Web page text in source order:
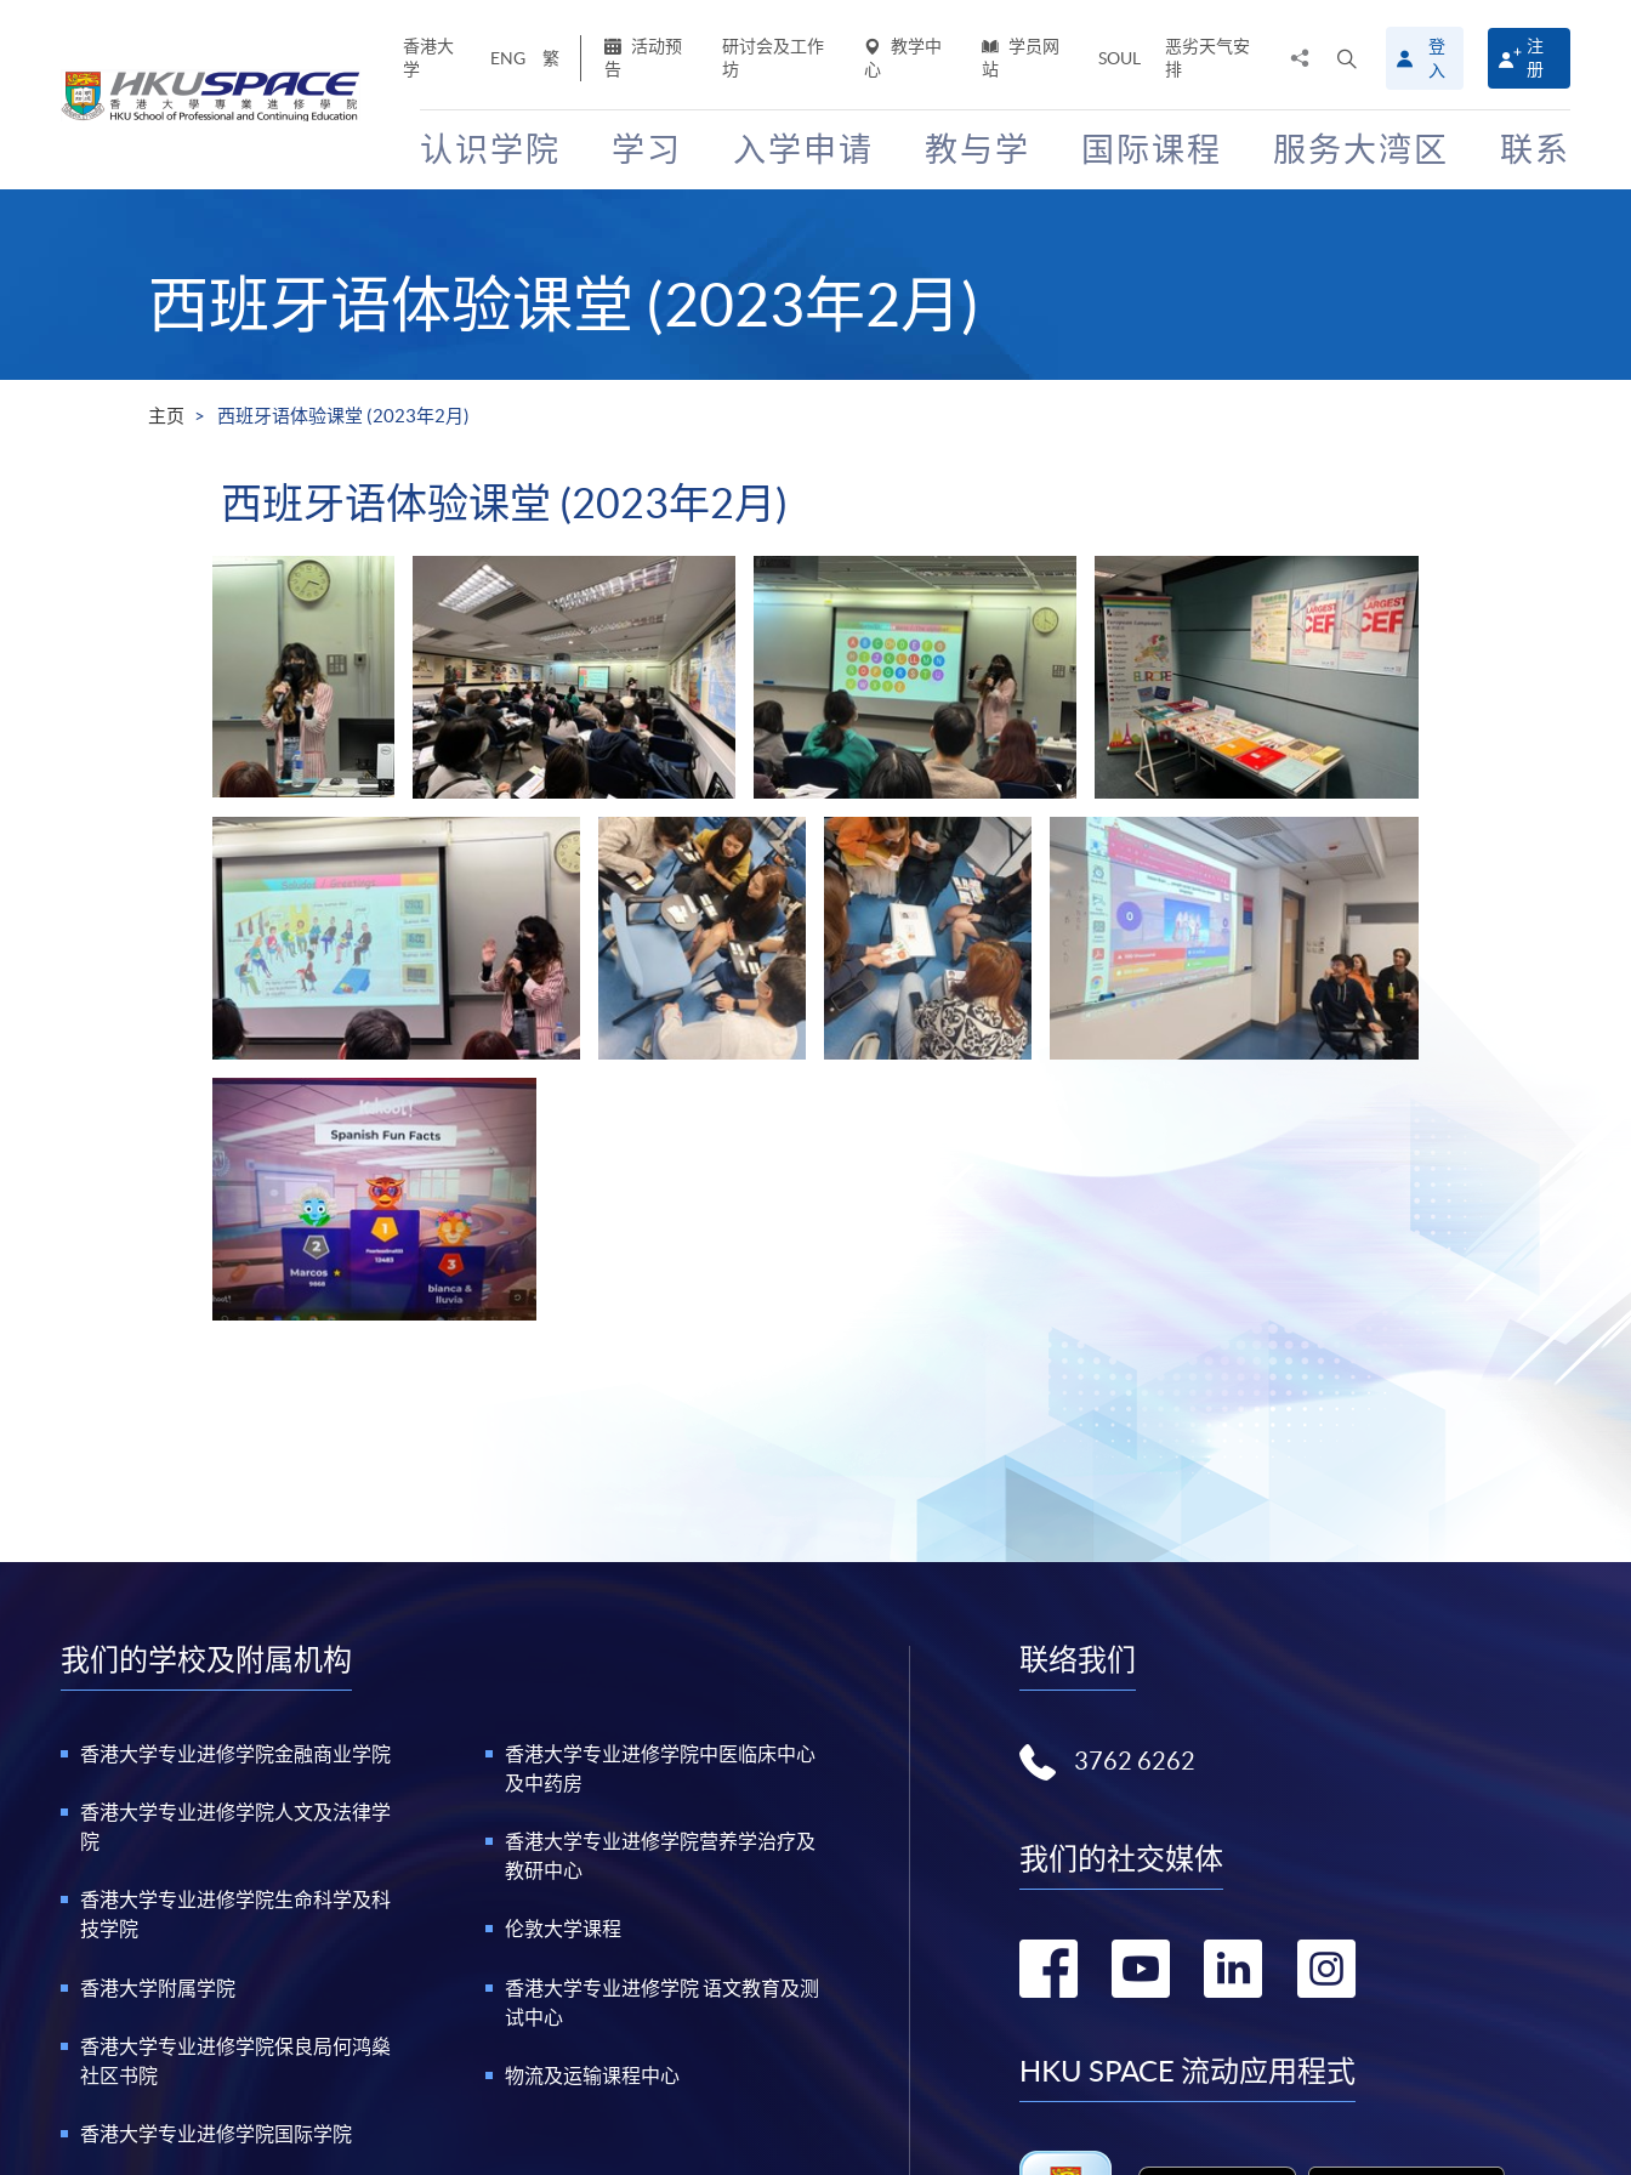
香港大
学
ENG 繁
活动预
告
研讨会及工作
坊
教学中
心
学员网
站
SOUL
恶劣天气安
排
搜
寻
介
面
登
入
注
册
认识学院 学习 入学申请 教与学 国际课程 服务大湾区 联系
西班牙语体验课堂 (2023年2月)
主页 西班牙语体验课堂 (2023年2月)
西班牙语体验课堂 (2023年2月)
我们的学校及附属机构
香港大学专业进修学院金融商业学院
香港大学专业进修学院人文及法律学
院
香港大学专业进修学院生命科学及科
技学院
香港大学附属学院
香港大学专业进修学院保良局何鸿燊
社区书院
香港大学专业进修学院国际学院
香港大学专业进修学院中医临床中心
及中药房
香港大学专业进修学院营养学治疗及
教研中心
伦敦大学课程
香港大学专业进修学院 语文教育及测
试中心
物流及运输课程中心
联络我们
3762 6262
我们的社交媒体
转
facebook
转
youtube
转
linkedin
转
instagram
HKU SPACE 流动应用程式